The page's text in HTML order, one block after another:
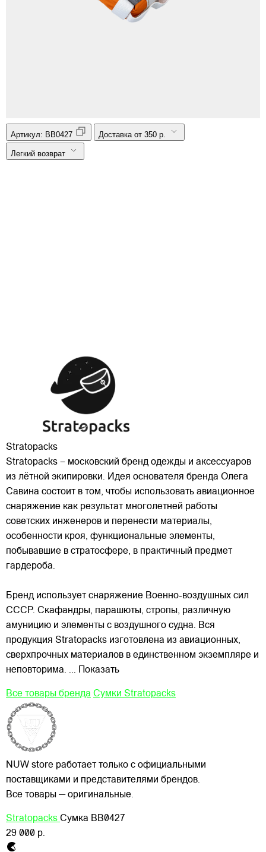
Артикул: BB0427 Доставка от 350 р.
Легкий возврат
Stratopacks
Stratopacks – московский бренд одежды и аксессуаров
из лётной экипировки. Идея основателя бренда Олега
Савина состоит в том, чтобы использовать авиационное
снаряжение как результат многолетней работы
советских инженеров и перенести материалы,
особенности кроя, функциональные элементы,
побывавшие в стратосфере, в практичный предмет
гардероба.
Бренд использует снаряжение Военно-воздушных сил
СССР. Скафандры, парашюты, стропы, различную
амуницию и элементы с воздушного судна. Вся
продукция Stratopacks изготовлена из авиационных,
сверхпрочных материалов в единственном экземпляре и
неповторима. ... Показать
Все товары бренда Сумки Stratopacks
NUW store работает только с официальными
поставщиками и представителями брендов.
Все товары — оригинальные.
Stratopacks Сумка BB0427
29 000 р.